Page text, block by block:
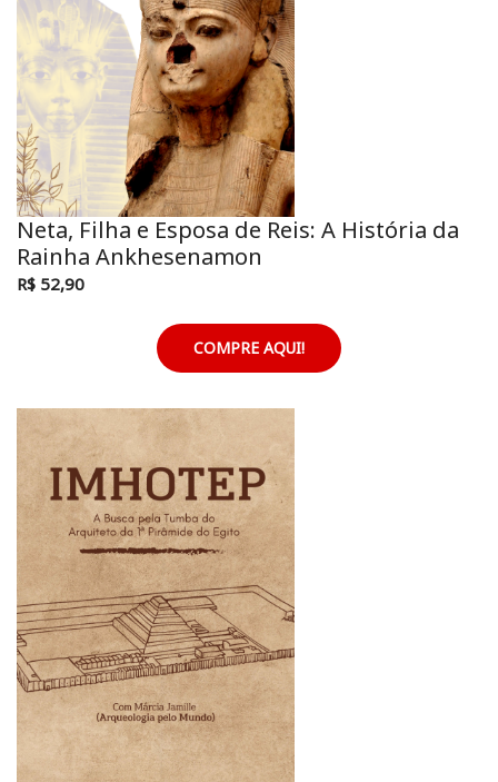
Neta, Filha e Esposa de Reis: A História da
Rainha Ankhesenamon
R$ 52,90
COMPRE AQUI!